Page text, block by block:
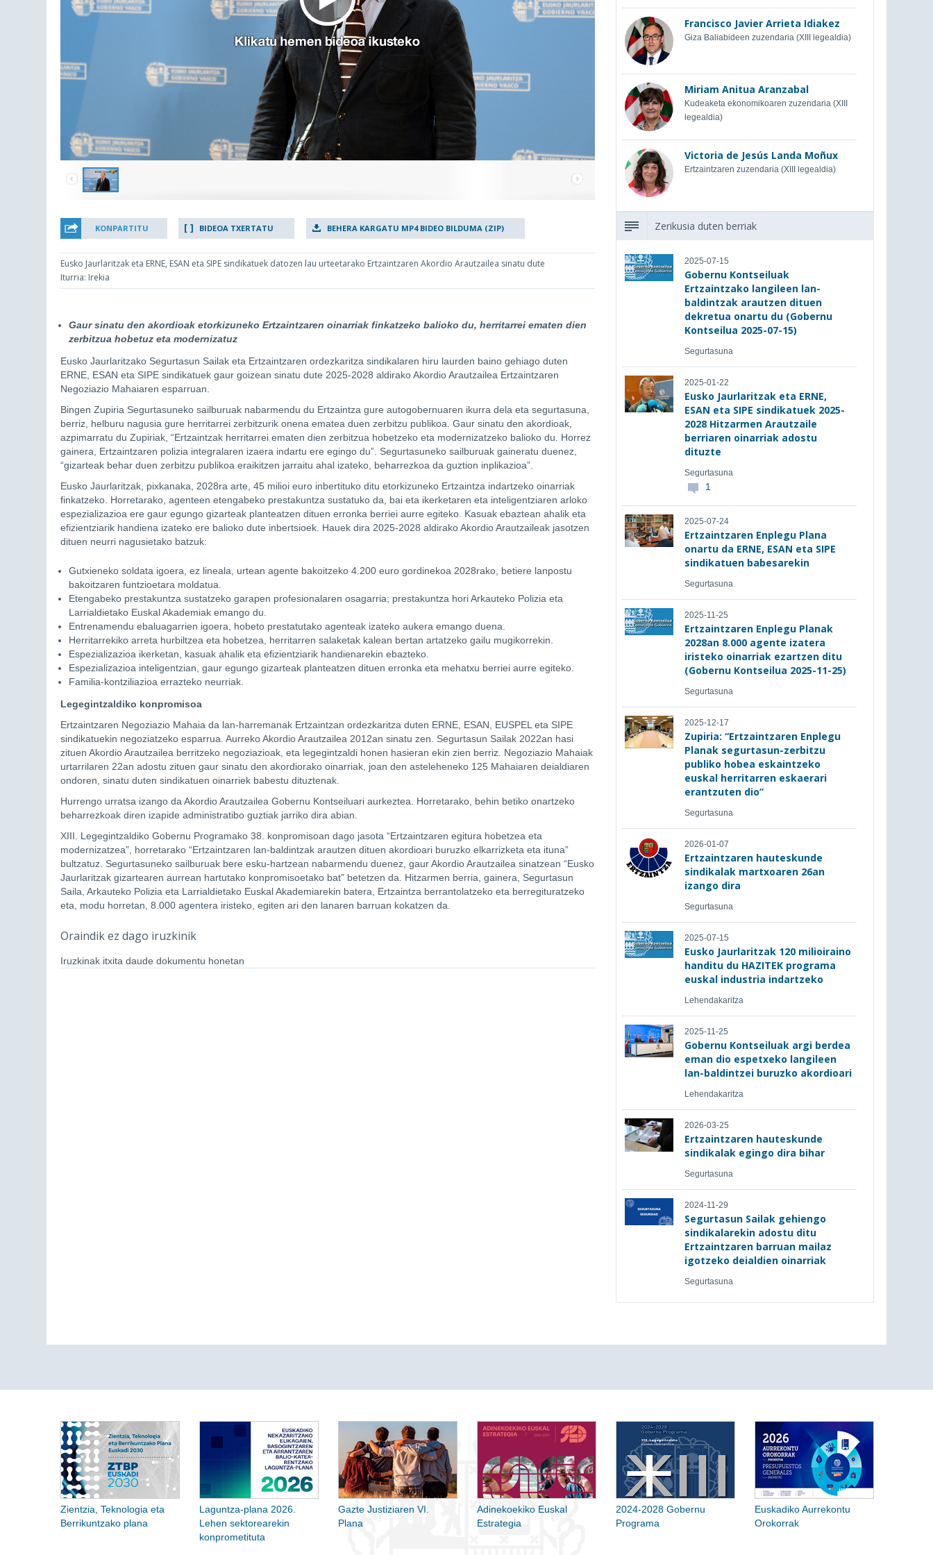
KONPARTITU BIDEOA TXERTATU BEHERA KARGATU MP4 BIDEO BILDUMA (ZIP)
Eusko Jaurlaritzak eta ERNE, ESAN eta SIPE sindikatuek datozen lau urteetarako Ertzaintzaren Akordio Arautzailea sinatu dute
Iturria: Irekia
Gaur sinatu den akordioak etorkizuneko Ertzaintzaren oinarriak finkatzeko balioko du, herritarrei ematen dien
zerbitzua hobetuz eta modernizatuz
Eusko Jaurlaritzako Segurtasun Sailak eta Ertzaintzaren ordezkaritza sindikalaren hiru laurden baino gehiago duten
ERNE, ESAN eta SIPE sindikatuek gaur goizean sinatu dute 2025-2028 aldirako Akordio Arautzailea Ertzaintzaren
Negoziazio Mahaiaren esparruan.
Bingen Zupiria Segurtasuneko sailburuak nabarmendu du Ertzaintza gure autogobernuaren ikurra dela eta segurtasuna,
berriz, helburu nagusia gure herritarrei zerbitzurik onena ematea duen zerbitzu publikoa. Gaur sinatu den akordioak,
azpimarratu du Zupiriak, “Ertzaintzak herritarrei ematen dien zerbitzua hobetzeko eta modernizatzeko balioko du. Horrez
gainera, Ertzaintzaren polizia integralaren izaera indartu ere egingo du”. Segurtasuneko sailburuak gaineratu duenez,
“gizarteak behar duen zerbitzu publikoa eraikitzen jarraitu ahal izateko, beharrezkoa da guztion inplikazioa”.
Eusko Jaurlaritzak, pixkanaka, 2028ra arte, 45 milioi euro inbertituko ditu etorkizuneko Ertzaintza indartzeko oinarriak
finkatzeko. Horretarako, agenteen etengabeko prestakuntza sustatuko da, bai eta ikerketaren eta inteligentziaren arloko
espezializazioa ere gaur egungo gizarteak planteatzen dituen erronka berriei aurre egiteko. Kasuak ebaztean ahalik eta
efizientziarik handiena izateko ere balioko dute inbertsioek. Hauek dira 2025-2028 aldirako Akordio Arautzaileak jasotzen
dituen neurri nagusietako batzuk:
Gutxieneko soldata igoera, ez lineala, urtean agente bakoitzeko 4.200 euro gordinekoa 2028rako, betiere lanpostu
bakoitzaren funtzioetara moldatua.
Etengabeko prestakuntza sustatzeko garapen profesionalaren osagarria; prestakuntza hori Arkauteko Polizia eta
Larrialdietako Euskal Akademiak emango du.
Entrenamendu ebaluagarrien igoera, hobeto prestatutako agenteak izateko aukera emango duena.
Herritarrekiko arreta hurbiltzea eta hobetzea, herritarren salaketak kalean bertan artatzeko gailu mugikorrekin.
Espezializazioa ikerketan, kasuak ahalik eta efizientziarik handienarekin ebazteko.
Espezializazioa inteligentzian, gaur egungo gizarteak planteatzen dituen erronka eta mehatxu berriei aurre egiteko.
Familia-kontziliazioa errazteko neurriak.
Legegintzaldiko konpromisoa
Ertzaintzaren Negoziazio Mahaia da lan-harremanak Ertzaintzan ordezkaritza duten ERNE, ESAN, EUSPEL eta SIPE
sindikatuekin negoziatzeko esparrua. Aurreko Akordio Arautzailea 2012an sinatu zen. Segurtasun Sailak 2022an hasi
zituen Akordio Arautzailea berritzeko negoziazioak, eta legegintzaldi honen hasieran ekin zien berriz. Negoziazio Mahaiak
urtarrilaren 22an adostu zituen gaur sinatu den akordiorako oinarriak, joan den asteleheneko 125 Mahaiaren deialdiaren
ondoren, sinatu duten sindikatuen oinarriek babestu dituztenak.
Hurrengo urratsa izango da Akordio Arautzailea Gobernu Kontseiluari aurkeztea. Horretarako, behin betiko onartzeko
beharrezkoak diren izapide administratibo guztiak jarriko dira abian.
XIII. Legegintzaldiko Gobernu Programako 38. konpromisoan dago jasota “Ertzaintzaren egitura hobetzea eta
modernizatzea”, horretarako “Ertzaintzaren lan-baldintzak arautzen dituen akordioari buruzko elkarrizketa eta ituna”
bultzatuz. Segurtasuneko sailburuak bere esku-hartzean nabarmendu duenez, gaur Akordio Arautzailea sinatzean “Eusko
Jaurlaritzak gizartearen aurrean hartutako konpromisoetako bat” betetzen da. Hitzarmen berria, gainera, Segurtasun
Saila, Arkauteko Polizia eta Larrialdietako Euskal Akademiarekin batera, Ertzaintza berrantolatzeko eta berregituratzeko
eta, modu horretan, 8.000 agentera iristeko, egiten ari den lanaren barruan kokatzen da.
Oraindik ez dago iruzkinik
Iruzkinak itxita daude dokumentu honetan
Francisco Javier Arrieta Idiakez
Giza Baliabideen zuzendaria (XIII legealdia)
Miriam Anitua Aranzabal
Kudeaketa ekonomikoaren zuzendaria (XIII
legealdia)
Victoria de Jesús Landa Moñux
Ertzaintzaren zuzendaria (XIII legealdia)
Zerikusia duten berriak
2025-07-15
Gobernu Kontseiluak
Ertzaintzako langileen lan-
baldintzak arautzen dituen
dekretua onartu du (Gobernu
Kontseilua 2025-07-15)
Segurtasuna
2025-01-22
Eusko Jaurlaritzak eta ERNE,
ESAN eta SIPE sindikatuek 2025-
2028 Hitzarmen Arautzaile
berriaren oinarriak adostu
dituzte
Segurtasuna
1
2025-07-24
Ertzaintzaren Enplegu Plana
onartu da ERNE, ESAN eta SIPE
sindikatuen babesarekin
Segurtasuna
2025-11-25
Ertzaintzaren Enplegu Planak
2028an 8.000 agente izatera
iristeko oinarriak ezartzen ditu
(Gobernu Kontseilua 2025-11-25)
Segurtasuna
2025-12-17
Zupiria: “Ertzaintzaren Enplegu
Planak segurtasun-zerbitzu
publiko hobea eskaintzeko
euskal herritarren eskaerari
erantzuten dio”
Segurtasuna
2026-01-07
Ertzaintzaren hauteskunde
sindikalak martxoaren 26an
izango dira
Segurtasuna
2025-07-15
Eusko Jaurlaritzak 120 milioiraino
handitu du HAZITEK programa
euskal industria indartzeko
Lehendakaritza
2025-11-25
Gobernu Kontseiluak argi berdea
eman dio espetxeko langileen
lan-baldintzei buruzko akordioari
Lehendakaritza
2026-03-25
Ertzaintzaren hauteskunde
sindikalak egingo dira bihar
Segurtasuna
2024-11-29
Segurtasun Sailak gehiengo
sindikalarekin adostu ditu
Ertzaintzaren barruan mailaz
igotzeko deialdien oinarriak
Segurtasuna
Zientzia, Teknologia eta
Berrikuntzako plana
Laguntza-plana 2026.
Lehen sektorearekin
konprometituta
Gazte Justiziaren VI.
Plana
Adinekoekiko Euskal
Estrategia
2024-2028 Gobernu
Programa
Euskadiko Aurrekontu
Orokorrak